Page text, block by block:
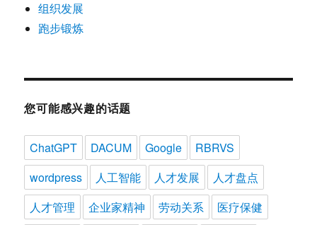
组织发展
跑步锻炼
您可能感兴趣的话题
ChatGPT DACUM Google
RBRVS
wordpress
人工智能 人才发展
人才盘点
人才管理
企业家精神 劳动关系
医疗保健